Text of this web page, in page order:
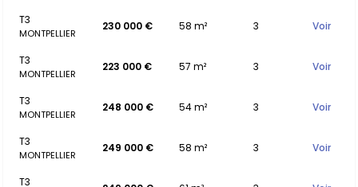
T3
MONTPELLIER
230 000 € 58 m² 3 Voir
T3
MONTPELLIER
223 000 € 57 m² 3 Voir
T3
MONTPELLIER
248 000 € 54 m² 3 Voir
T3
MONTPELLIER
249 000 € 58 m² 3 Voir
T3